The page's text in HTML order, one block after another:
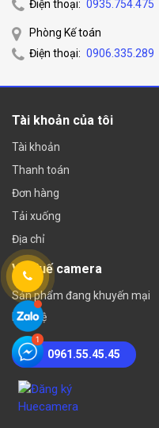
Điện thoại: 0935.754.475
Phòng Kế toán
Điện thoại: 0906.335.289
Tài khoản của tôi
Tài khoản
Thanh toán
Đơn hàng
Tải xuống
Địa chỉ
Về Huế camera
Sản phẩm đang khuyến mại
Liên hệ
0961.55.45.45